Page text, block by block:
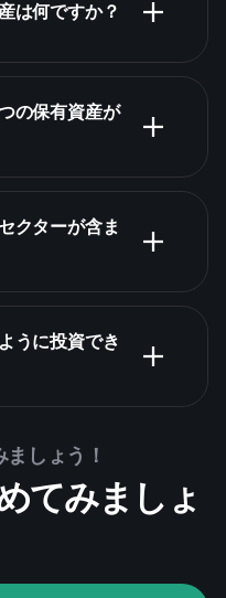
は何ですか？
の保有資産が
クターが含ま
うに投資でき
トーナメン
しょう！
てみましょ